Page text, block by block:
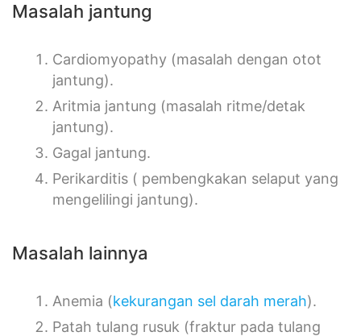
Masalah jantung
Cardiomyopathy (masalah dengan otot
jantung).
Aritmia jantung (masalah ritme/detak
jantung).
Gagal jantung.
Perikarditis ( pembengkakan selaput yang
mengelilingi jantung).
Masalah lainnya
Anemia (kekurangan sel darah merah).
Patah tulang rusuk (fraktur pada tulang